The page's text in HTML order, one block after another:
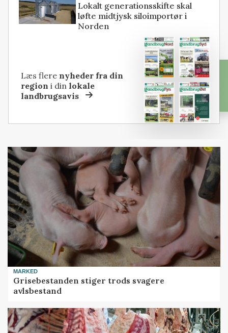
Lokalt generationsskifte skal
løfte midtjysk siloimportør i
Norden
Læs flere nyheder fra din
region i dinlokale
landbrugsavis
MARKED
Grisebestanden stiger trods svagere
avlsbestand